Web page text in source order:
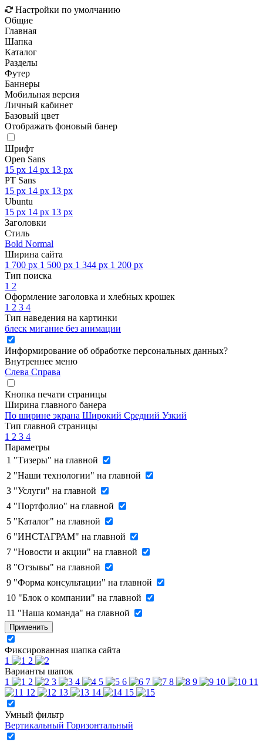
Настройки по умолчанию
Общие
Главная
Шапка
Каталог
Разделы
Футер
Баннеры
Мобильная версия
Личный кабинет
Базовый цвет
Отображать фоновый банер
Шрифт
Open Sans
15 px 14 px 13 px
PT Sans
15 px 14 px 13 px
Ubuntu
15 px 14 px 13 px
Заголовки
Стиль
Bold Normal
Ширина сайта
1 700 px 1 500 px 1 344 px 1 200 px
Тип поиска
1 2
Оформление заголовка и хлебных крошек
1 2 3 4
Тип наведения на картинки
блеск мигание без анимации
Информирование об обработке персональных данных?
Внутреннее меню
Слева Справа
Кнопка печати страницы
Ширина главного банера
По ширине экрана Широкий Средний Узкий
Тип главной страницы
1 2 3 4
Параметры
1 "Тизеры" на главной
2 "Наши технологии" на главной
3 "Услуги" на главной
4 "Портфолио" на главной
5 "Каталог" на главной
6 "ИНСТАГРАМ" на главной
7 "Новости и акции" на главной
8 "Отзывы" на главной
9 "Форма консультации" на главной
10 "Блок о компании" на главной
11 "Наша команда" на главной
Применить
Фиксированная шапка сайта
1
2
Варианты шапок
1
2 3 4 5 6 7 8 9 10
11
12
13 14 15
Умный фильтр
Вертикальный Горизонтальный